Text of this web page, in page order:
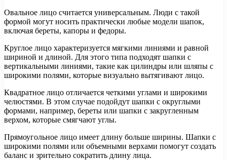
Овальное лицо считается универсальным. Люди с такой
формой могут носить практически любые модели шапок,
включая береты, капоры и федоры.
Круглое лицо характеризуется мягкими линиями и равной
шириной и длиной. Для этого типа подходят шапки с
вертикальными линиями, такие как цилиндры или шляпы с
широкими полями, которые визуально вытягивают лицо.
Квадратное лицо отличается четкими углами и широкими
челюстями. В этом случае подойдут шапки с округлыми
формами, например, береты или шапки с закругленным
верхом, которые смягчают углы.
Прямоугольное лицо имеет длину больше ширины. Шапки с
широкими полями или объемными верхами помогут создать
баланс и зрительно сократить длину лица.